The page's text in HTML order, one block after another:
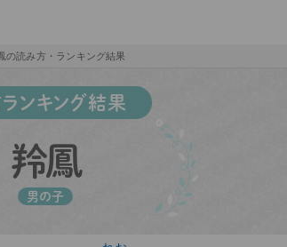
の読み方・ランキング結果
ンキング結果
羚鳳
男の子